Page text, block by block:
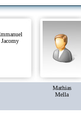
Jacomy
Mathias
Mella